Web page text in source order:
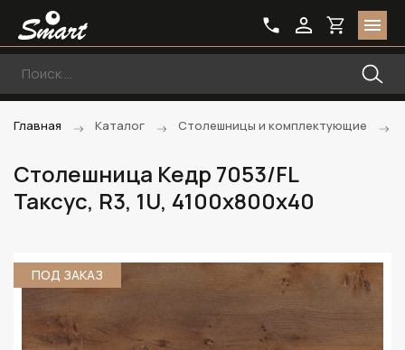
Главная Каталог Столешницы и комплектующие
Столешница Кедр 7053/FL
Таксус, R3, 1U, 4100х800х40
ПОД ЗАКАЗ